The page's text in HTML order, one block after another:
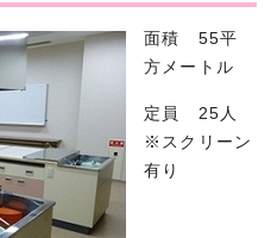
面積 55平
方メートル
定員 25人
※スクリーン
有り